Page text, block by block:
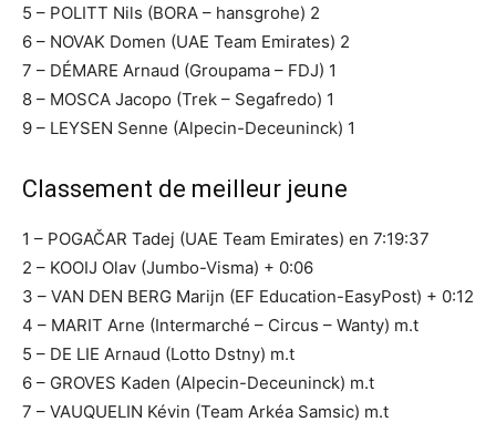
5 – POLITT Nils (BORA – hansgrohe) 2
6 – NOVAK Domen (UAE Team Emirates) 2
7 – DÉMARE Arnaud (Groupama – FDJ) 1
8 – MOSCA Jacopo (Trek – Segafredo) 1
9 – LEYSEN Senne (Alpecin-Deceuninck) 1
Classement de meilleur jeune
1 – POGAČAR Tadej (UAE Team Emirates) en 7:19:37
2 – KOOIJ Olav (Jumbo-Visma) + 0:06
3 – VAN DEN BERG Marijn (EF Education-EasyPost) + 0:12
4 – MARIT Arne (Intermarché – Circus – Wanty) m.t
5 – DE LIE Arnaud (Lotto Dstny) m.t
6 – GROVES Kaden (Alpecin-Deceuninck) m.t
7 – VAUQUELIN Kévin (Team Arkéa Samsic) m.t